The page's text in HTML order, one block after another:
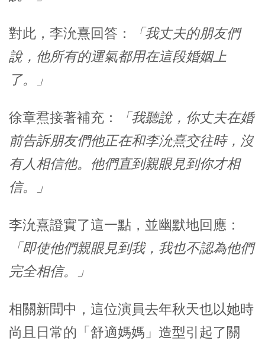
對此，李沇熹回答：
「我丈夫的朋友們
說，他所有的運氣都用在這段婚姻上
了。」
徐章焄接著補充：
「我聽說，你丈夫在婚
前告訴朋友們他正在和李沇熹交往時，沒
有人相信他。他們直到親眼見到你才相
信。」
李沇熹證實了這一點，並幽默地回應：
「即使他們親眼見到我，我也不認為他們
完全相信。」
相關新聞中，這位演員去年秋天也以她時
尚且日常的「舒適媽媽」造型引起了關